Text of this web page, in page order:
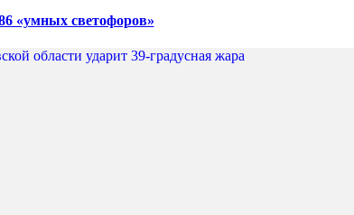
«умных светофоров»